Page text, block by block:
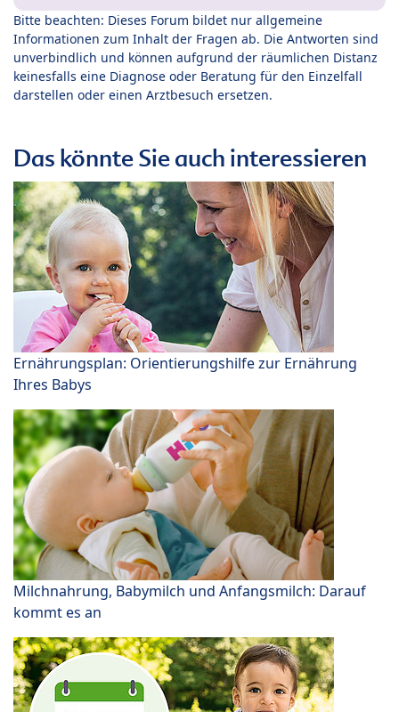
Bitte beachten: Dieses Forum bildet nur allgemeine
Informationen zum Inhalt der Fragen ab. Die Antworten sind
unverbindlich und können aufgrund der räumlichen Distanz
keinesfalls eine Diagnose oder Beratung für den Einzelfall
darstellen oder einen Arztbesuch ersetzen.
Das könnte Sie auch interessieren
Ernährungsplan: Orientierungshilfe zur Ernährung
Ihres Babys
Milchnahrung, Babymilch und Anfangsmilch: Darauf
kommt es an